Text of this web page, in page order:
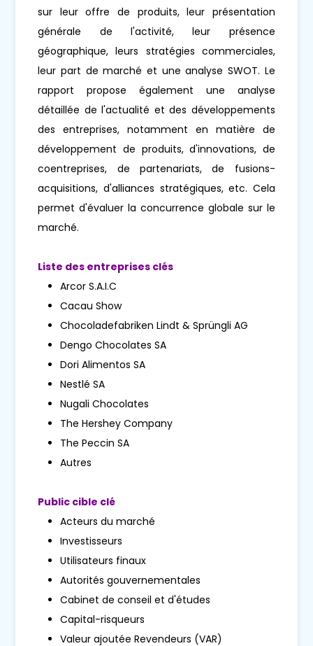
sur leur offre de produits, leur présentation
générale de l'activité, leur présence
géographique, leurs stratégies commerciales,
leur part de marché et une analyse SWOT. Le
rapport propose également une analyse
détaillée de l'actualité et des développements
des entreprises, notamment en matière de
développement de produits, d'innovations, de
coentreprises, de partenariats, de fusions-
acquisitions, d'alliances stratégiques, etc. Cela
permet d'évaluer la concurrence globale sur le
marché.
Liste des entreprises clés
Arcor S.A.I.C
Cacau Show
Chocoladefabriken Lindt & Sprüngli AG
Dengo Chocolates SA
Dori Alimentos SA
Nestlé SA
Nugali Chocolates
The Hershey Company
The Peccin SA
Autres
Public cible clé
Acteurs du marché
Investisseurs
Utilisateurs finaux
Autorités gouvernementales
Cabinet de conseil et d'études
Capital-risqueurs
Valeur ajoutée Revendeurs (VAR)